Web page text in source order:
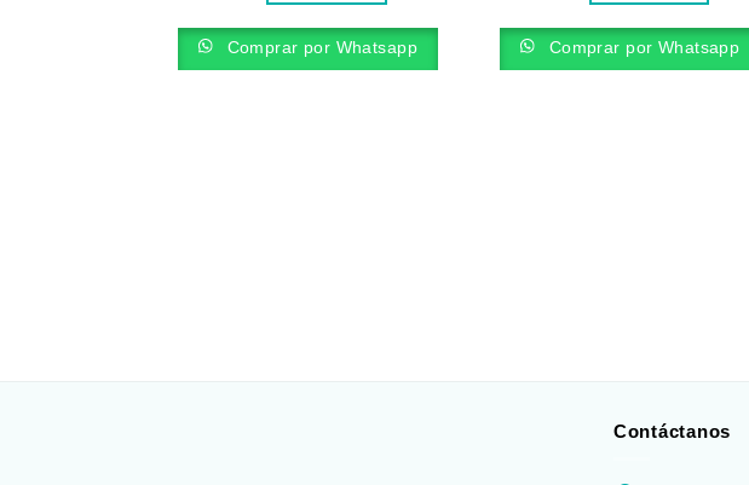
Comprar por Whatsapp Comprar por Whatsapp
Contáctanos